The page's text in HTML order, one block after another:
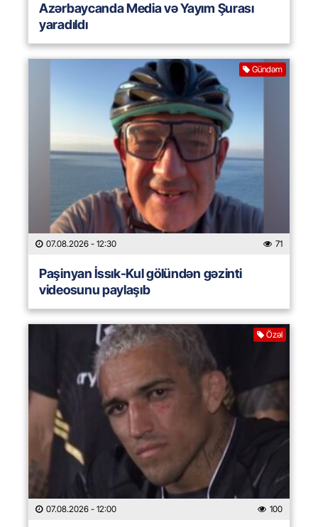
Azərbaycanda Media və Yayım Şurası
yaradıldı
Gündəm
07.08.2026 - 12:30 71
Paşinyan İssık-Kul gölündən gəzinti
videosunu paylaşıb
Özəl
07.08.2026 - 12:00 100